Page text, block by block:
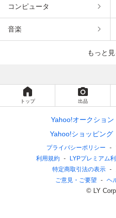
コンピュータ
音楽
もっと見
トップ 出品
Yahoo!オークション
Yahoo!ショッピング
プライバシーポリシー
利用規約
LYPプレミアム
特定商取引法の表示
ご意見・ご要望
ヘ
© LY